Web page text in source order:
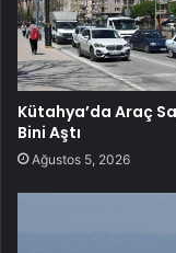
Kütahya’da Araç
Bini Aştı
Ağustos 5, 2026